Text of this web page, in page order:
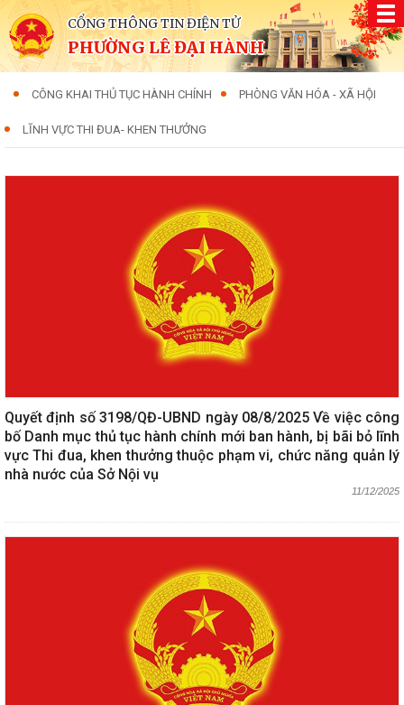
CỔNG THÔNG TIN ĐIỆN TỬ
PHƯỜNG LÊ ĐẠI HÀNH
CÔNG KHAI THỦ TỤC HÀNH CHÍNH PHÒNG VĂN HÓA - XÃ HỘI
LĨNH VỰC THI ĐUA- KHEN THƯỞNG
Quyết định số 3198/QĐ-UBND ngày 08/8/2025 Về việc công
bố Danh mục thủ tục hành chính mới ban hành, bị bãi bỏ lĩnh
vực Thi đua, khen thưởng thuộc phạm vi, chức năng quản lý
nhà nước của Sở Nội vụ
11/12/2025